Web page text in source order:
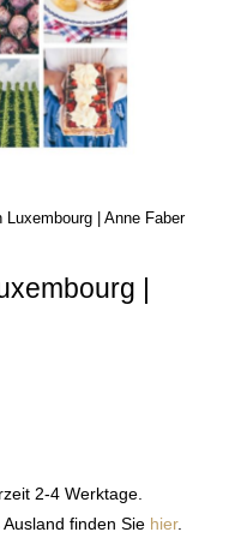
Luxembourg | Anne Faber
|
2-4 Werktage.
finden Sie hier.